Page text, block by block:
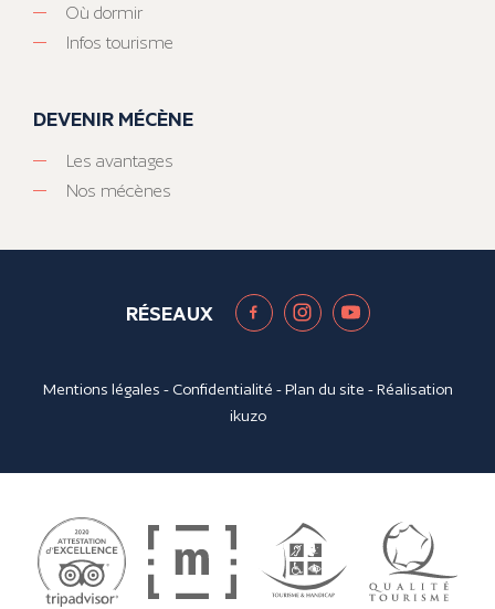
Où dormir
Infos tourisme
DEVENIR MÉCÈNE
Les avantages
Nos mécènes
RÉSEAUX
Mentions légales - Confidentialité -Plan du site - Réalisation
ikuzo